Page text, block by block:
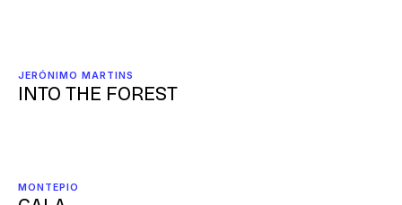
JERÓNIMO MARTINS
INTO THE FOREST
MONTEPIO